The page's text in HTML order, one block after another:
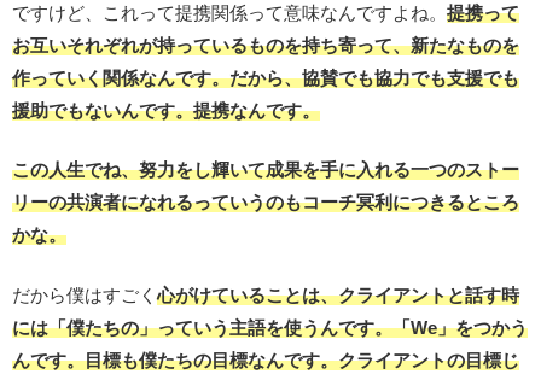
ですけど、これって提携関係って意味なんですよね。 提携って
お互いそれぞれが持っているものを持ち寄って、新たなものを
作っていく関係なんです。だから、協賛でも協力でも支援でも
援助でもないんです。提携なんです。
この人生でね、努力をし輝いて成果を手に入れる一つのストー
リーの共演者になれるっていうのもコーチ冥利につきるところ
かな。
だから僕はすごく心がけていることは、クライアントと話す時
には「僕たちの」っていう主語を使うんです。「We」をつかう
んです。目標も僕たちの目標なんです。クライアントの目標じ